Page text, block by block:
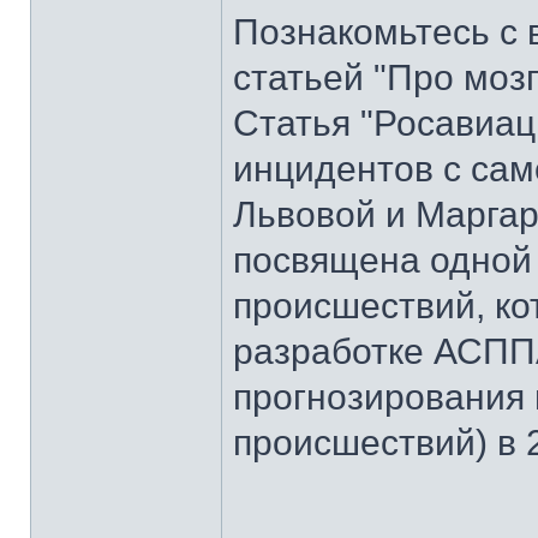
Познакомьтесь с
статьей "Про
Статья
инцидентов с
Львовой и
посвящена
происшествий,
разработке
происшествий) в